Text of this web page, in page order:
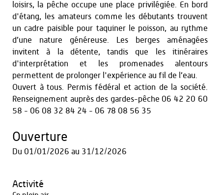
loisirs, la pêche occupe une place privilégiée. En bord
d'étang, les amateurs comme les débutants trouvent
un cadre paisible pour taquiner le poisson, au rythme
d’une nature généreuse. Les berges aménagées
invitent à la détente, tandis que les itinéraires
d'interprétation et les promenades alentours
permettent de prolonger l'expérience au fil de l’eau.
Ouvert à tous. Permis fédéral et action de la société.
Renseignement auprès des gardes-pêche 06 42 20 60
58 - 06 08 32 84 24 - 06 78 08 56 35
Ouverture
Du 01/01/2026 au 31/12/2026
Activité